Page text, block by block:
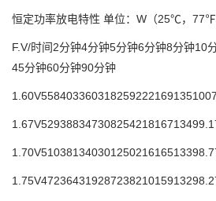
恒定功率放电特性 单位：W（25℃，77℉
F.V/时间2分钟4分钟5分钟6分钟8分钟10
45分钟60分钟90分钟
1.60V558403360318259222169135100
1.67V52938834730825421816713499.1
1.70V510381340301 25021616513398.7
1.75V47236431928723821015913298.2